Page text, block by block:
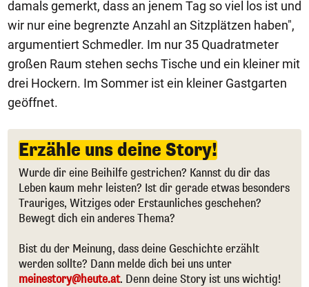
damals gemerkt, dass an jenem Tag so viel los ist und
wir nur eine begrenzte Anzahl an Sitzplätzen haben",
argumentiert Schmedler. Im nur 35 Quadratmeter
großen Raum stehen sechs Tische und ein kleiner mit
drei Hockern. Im Sommer ist ein kleiner Gastgarten
geöffnet.
Erzähle uns deine Story!
Wurde dir eine Beihilfe gestrichen? Kannst du dir das
Leben kaum mehr leisten? Ist dir gerade etwas besonders
Trauriges, Witziges oder Erstaunliches geschehen?
Bewegt dich ein anderes Thema?
Bist du der Meinung, dass deine Geschichte erzählt
werden sollte? Dann melde dich bei uns unter
meinestory@heute.at. Denn deine Story ist uns wichtig!